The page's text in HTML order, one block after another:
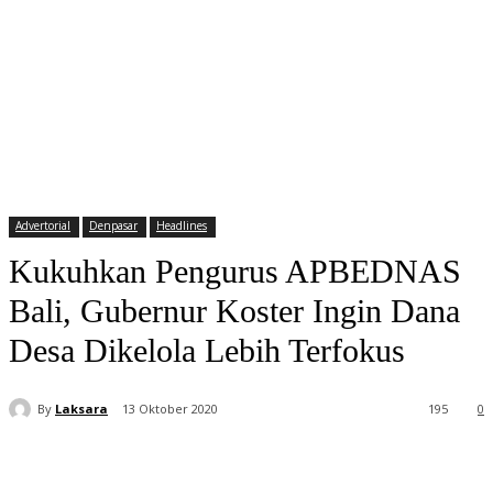
Advertorial Denpasar Headlines
Kukuhkan Pengurus APBEDNAS
Bali, Gubernur Koster Ingin Dana
Desa Dikelola Lebih Terfokus
By Laksara 13 Oktober 2020 0
195